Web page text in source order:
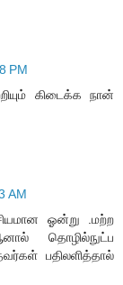
PM
கிடைக்க நான்
AM
ஓன்று .மற்ற
தொழில்நுட்ப
பதிலளித்தால்